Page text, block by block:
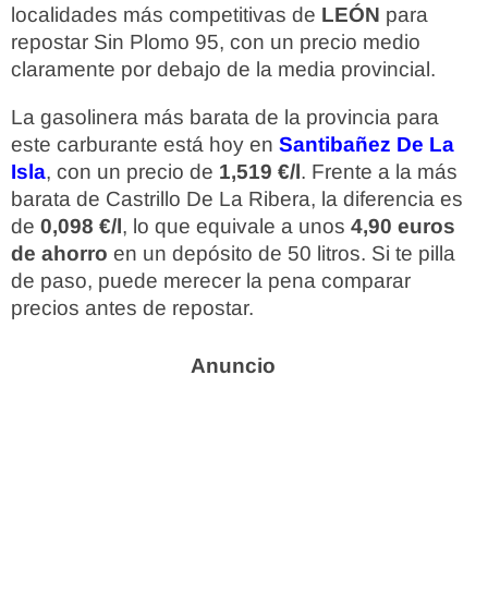
localidades más competitivas de LEÓN para
repostar Sin Plomo 95, con un precio medio
claramente por debajo de la media provincial.
La gasolinera más barata de la provincia para
este carburante está hoy en Santibañez De La
Isla, con un precio de 1,519 €/l. Frente a la más
barata de Castrillo De La Ribera, la diferencia es
de 0,098 €/l, lo que equivale a unos 4,90 euros
de ahorro en un depósito de 50 litros. Si te pilla
de paso, puede merecer la pena comparar
precios antes de repostar.